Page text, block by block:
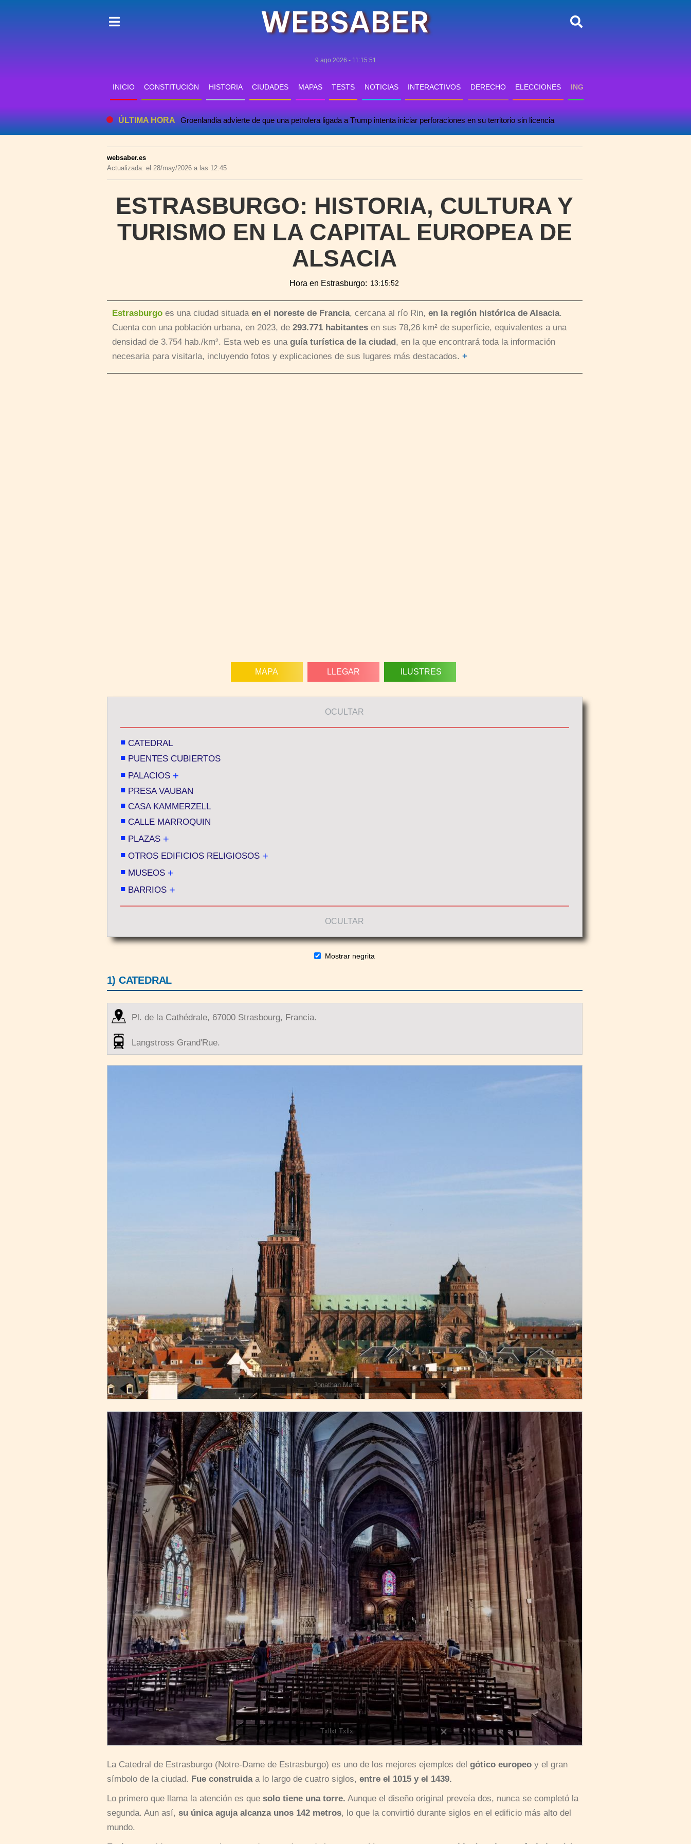
WEBSABER
9 ago 2026 - 11:15:53
INICIO CONSTITUCIÓN HISTORIA CIUDADES MAPAS TESTS NOTICIAS INTERACTIVOS DERECHO ELECCIONES INGLÉS
ÚLTIMA HORA Groenlandia advierte de que una petrolera ligada a Trump intenta iniciar perforaciones en su territorio sin licencia
websaber.es
Actualizada: el 28/may/2026 a las 12:45
ESTRASBURGO: HISTORIA, CULTURA Y
TURISMO EN LA CAPITAL EUROPEA DE
ALSACIA
Hora en Estrasburgo:
Estrasburgoes una ciudad situada en el noreste de Francia, cercana al río Rin, en la región histórica de Alsacia.
Cuenta con una población urbana, en 2023, de 293.771 habitantesen sus 78,26 km² de superficie, equivalentes a una
densidad de 3.754 hab./km². Esta web es una guía turística de la ciudad, en la que encontrará toda la información
necesaria para visitarla, incluyendo fotos y explicaciones de sus lugares más destacados. +
MAPA LLEGAR ILUSTRES
OCULTAR
■ CATEDRAL
■ PUENTES CUBIERTOS
■ PALACIOS +
■ PRESA VAUBAN
■ CASA KAMMERZELL
■ CALLE MARROQUIN
■ PLAZAS +
■ OTROS EDIFICIOS RELIGIOSOS +
■ MUSEOS +
■ BARRIOS +
OCULTAR
Mostrar negrita
1) CATEDRAL
Pl. de la Cathédrale, 67000 Strasbourg, Francia.
Langstross Grand'Rue.
Jonathan Martz
Txllxt Txllx
La Catedral de Estrasburgo (Notre-Dame de Estrasburgo) es uno de los mejores ejemplos del gótico europeoy el gran
símbolo de la ciudad. Fue construidaa lo largo de cuatro siglos, entre el 1015 y el 1439.
Lo primero que llama la atención es que solo tiene una torre. Aunque el diseño original preveía dos, nunca se completó la
segunda. Aun así, su única aguja alcanza unos 142 metros, lo que la convirtió durante siglos en el edificio más alto del
mundo.